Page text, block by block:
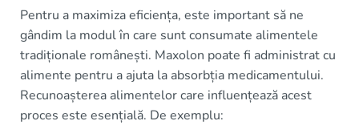
Pentru a maximiza eficiența, este important să ne
gândim la modul în care sunt consumate alimentele
tradiționale românești. Maxolon poate fi administrat cu
alimente pentru a ajuta la absorbția medicamentului.
Recunoașterea alimentelor care influențează acest
proces este esențială. De exemplu: